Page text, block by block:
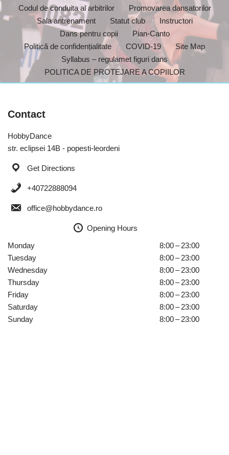
Codul de conduita al arbitrilor
Promovarea dansatorilor
Sala antrenament
Statut club
Instructori
Dans pentru copii
Pian-Canto
Politică de confidențialitate
COVID-19
Site Map
Syllabus – regulamet figuri dans
POLITICA DE PROTEJARE A COPIILOR
Contact
HobbyDance
str. eclipsei 14B - popesti-leordeni
Get Directions
+40722888094
office@hobbydance.ro
Opening Hours
Monday
8:00 – 23:00
Tuesday
8:00 – 23:00
Wednesday
8:00 – 23:00
Thursday
8:00 – 23:00
Friday
8:00 – 23:00
Saturday
8:00 – 23:00
Sunday
8:00 – 23:00